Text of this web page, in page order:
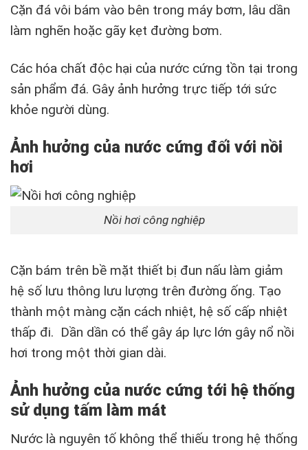
Cặn đá vôi bám vào bên trong máy bơm, lâu dần
làm nghẽn hoặc gãy kẹt đường bơm.
Các hóa chất độc hại của nước cứng tồn tại trong
sản phẩm đá. Gây ảnh hưởng trực tiếp tới sức
khỏe người dùng.
Ảnh hưởng của nước cứng đối với nồi
hơi
Nồi hơi công nghiệp
Cặn bám trên bề mặt thiết bị đun nấu làm giảm
hệ số lưu thông lưu lượng trên đường ống. Tạo
thành một màng cặn cách nhiệt, hệ số cấp nhiệt
thấp đi. Dần dần có thể gây áp lực lớn gây nổ nồi
hơi trong một thời gian dài.
Ảnh hưởng của nước cứng tới hệ thống
sử dụng tấm làm mát
Nước là nguyên tố không thể thiếu trong hệ thống